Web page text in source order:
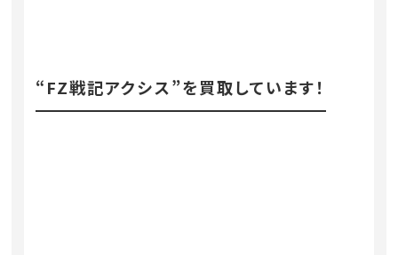
“FZ戦記アクシス”を買取しています！